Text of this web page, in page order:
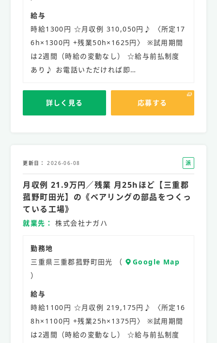
給与
時給1300円 ☆月収例 310,050円♪ 〈所定17
6h×1300円 +残業50h×1625円〉 ※試用期間
は2週間（時給の変動なし） ☆給与前払制度
あり♪ お電話いただければ即…
詳しく見る 応募する
更新日 2026-06-08
派
遣
社
員
月収例 21.9万円／残業 月25hほど【三重郡
菰野町田光】の《ベアリングの部品をつくっ
ている工場》
就業先 株式会社ナガハ
勤務地
三重県三重郡菰野町田光 （
Google Map
）
給与
時給1100円 ☆月収例 219,175円♪ 〈所定16
8h×1100円 +残業25h×1375円〉 ※試用期間
は2週間（時給の変動なし） ☆給与前払制度